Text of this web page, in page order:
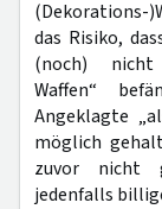
(Dekorations-
das Risiko,
(noch) nicht
Waffen“
Angeklagte
möglich
zuvor nicht
jedenfalls